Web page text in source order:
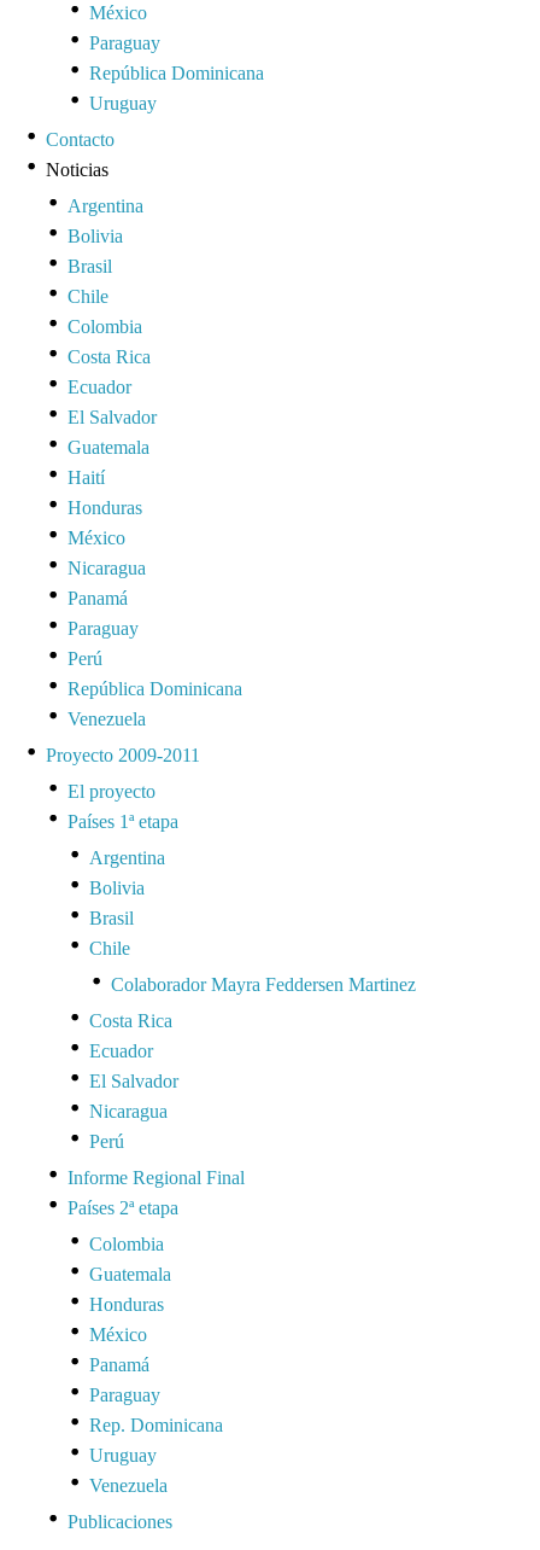
México
Paraguay
República Dominicana
Uruguay
Contacto
Noticias
Argentina
Bolivia
Brasil
Chile
Colombia
Costa Rica
Ecuador
El Salvador
Guatemala
Haití
Honduras
México
Nicaragua
Panamá
Paraguay
Perú
República Dominicana
Venezuela
Proyecto 2009-2011
El proyecto
Países 1ª etapa
Argentina
Bolivia
Brasil
Chile
Colaborador Mayra Feddersen Martinez
Costa Rica
Ecuador
El Salvador
Nicaragua
Perú
Informe Regional Final
Países 2ª etapa
Colombia
Guatemala
Honduras
México
Panamá
Paraguay
Rep. Dominicana
Uruguay
Venezuela
Publicaciones